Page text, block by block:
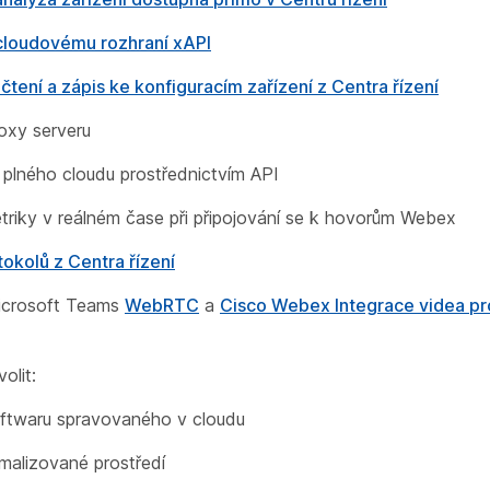
rozhraní xAPI
a zápis ke konfiguracím zařízení z Centra řízení
serveru
cloudu prostřednictvím API
v reálném čase při připojování se k hovorům Webex
z Centra řízení
Teams WebRTC a Cisco Webex Integrace videa
spravovaného v cloudu
prostředí